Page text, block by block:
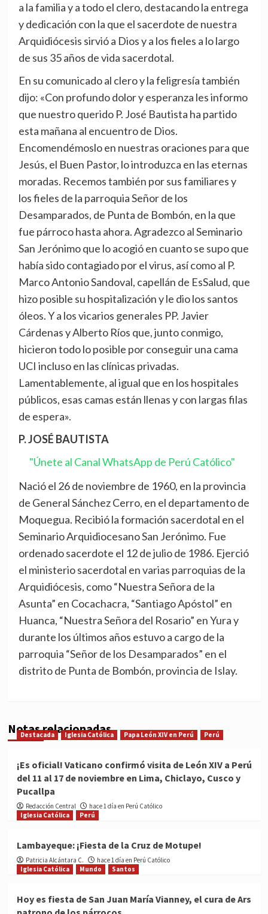
a la familia y a todo el clero, destacando la entrega
y dedicación con la que el sacerdote de nuestra
Arquidiócesis sirvió a Dios y a los fieles a lo largo
de sus 35 años de vida sacerdotal.
En su comunicado al clero y la feligresía también
dijo: «Con profundo dolor y esperanza les informo
que nuestro querido P. José Bautista ha partido
esta mañana al encuentro de Dios.
Encomendémoslo en nuestras oraciones para que
Jesús, el Buen Pastor, lo introduzca en las eternas
moradas. Recemos también por sus familiares y
los fieles de la parroquia Señor de los
Desamparados, de Punta de Bombón, en la que
fue párroco hasta ahora. Agradezco al Seminario
San Jerónimo que lo acogió en cuanto se supo que
había sido contagiado por el virus, así como al P.
Marco Antonio Sandoval, capellán de EsSalud, que
hizo posible su hospitalización y le dio los santos
óleos. Y a los vicarios generales PP. Javier
Cárdenas y Alberto Ríos que, junto conmigo,
hicieron todo lo posible por conseguir una cama
UCI incluso en las clínicas privadas.
Lamentablemente, al igual que en los hospitales
públicos, esas camas están llenas y con largas filas
de espera».
P. JOSÉ BAUTISTA
"Únete al Canal WhatsApp de Perú Católico"
Nació el 26 de noviembre de 1960, en la provincia
de General Sánchez Cerro, en el departamento de
Moquegua. Recibió la formación sacerdotal en el
Seminario Arquidiocesano San Jerónimo. Fue
ordenado sacerdote el 12 de julio de 1986. Ejerció
el ministerio sacerdotal en varias parroquias de la
Arquidiócesis, como “Nuestra Señora de la
Asunta” en Cocachacra, “Santiago Apóstol” en
Huanca, “Nuestra Señora del Rosario” en Yura y
durante los últimos años estuvo a cargo de la
parroquia “Señor de los Desamparados” en el
distrito de Punta de Bombón, provincia de Islay.
Notas relacionadas
Destacada Iglesia Católica Papa León XIV en Perú Perú
¡Es oficial! Vaticano confirmó visita de León XIV a Perú
del 11 al 17 de noviembre en Lima, Chiclayo, Cusco y
Pucallpa
Redacción Central
hace 1 día en Perú Católico
Iglesia Católica
Perú
Lambayeque: ¡Fiesta de la Cruz de Motupe!
Patricia Alcántara C.
hace 1 día en Perú Católico
Iglesia Católica
Mundo Santos
Hoy es fiesta de San Juan María Vianney, el cura de Ars